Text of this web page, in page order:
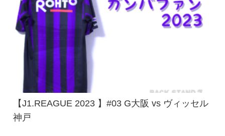
【J1.REAGUE 2023 】#03 G大阪 vs ヴィッセル
神戸